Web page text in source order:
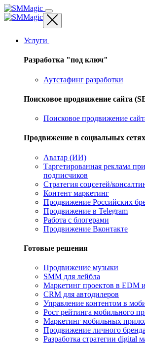
Услуги
Разработка "под ключ"
Аутстафинг разработки
Поисковое продвижение сайта
Поисковое продвижение
Продвижение в социальных
Аватар (ИИ)
Таргетированная реклама
подписчиков
Стратегия соцсетей/
Контент маркетинг
Продвижение Российских
Продвижение в Telegram
Работа с блогерами
Продвижение Вконтакте
Готовые решения
Продвижение музыки
SMM для лейбла
Маркетинг проектов в EDM
CRM для автодилеров
Управление контентом в
Рост рейтинга мобильного
Маркетинг мобильных
Продвижение личного
Разработка стратегии digital